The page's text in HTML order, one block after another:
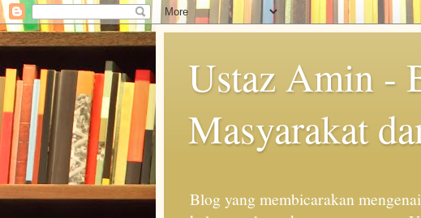
Ustaz Amin -
Masyarakat
Blog yang membicarakan